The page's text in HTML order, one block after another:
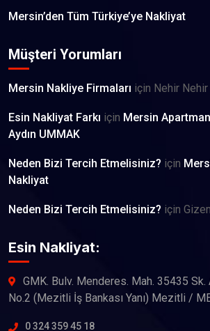
Mersin’den Tüm Türkiye’ye Nakliyat
Müşteri Yorumları
Mersin Nakliye Firmaları için Nehir Nehir
Esin Nakliyat Farkı için Mersin
Aydın UMMAK
Neden Bizi Tercih Etmelisiniz? için
Nakliyat
Neden Bizi Tercih Etmelisiniz? için
Esin Nakliyat:
GMK. Bulv. Menderes. Mah. 35435 Sk.
No.2 (Mezitli İş Bankası Yanı) Mezitli /
0 324 359 45 18